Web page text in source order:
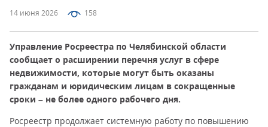
14 июня 2026 158
Управление Росреестра по Челябинской области
сообщает о расширении перечня услуг в сфере
недвижимости, которые могут быть оказаны
гражданам и юридическим лицам в сокращенные
сроки – не более одного рабочего дня.
Росреестр продолжает системную работу по повышению